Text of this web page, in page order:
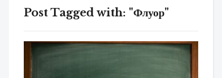
Post Tagged with: "Флуор"